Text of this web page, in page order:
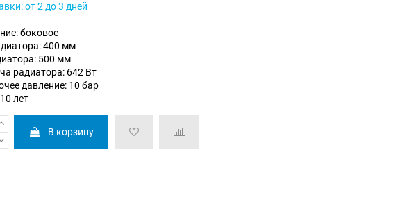
от 2 до 3 дней
боковое
400 мм
500 мм
радиатора: 642 Вт
давление: 10 бар
лет
В корзину